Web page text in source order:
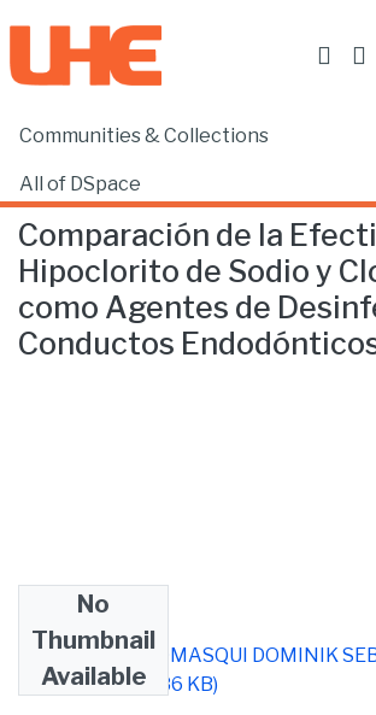
Communities & Collections
All of DSpace
Statistics
Home
Comparación de la
Hipoclorito de Sodio y
como Agentes de
Conductos
No
Thumbnail
Available
PALOMEQUE POMASQUI DOMINIK
signed.pdf(764.86 KB)